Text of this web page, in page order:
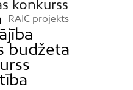
konkurss
RAIC projekts
budžeta